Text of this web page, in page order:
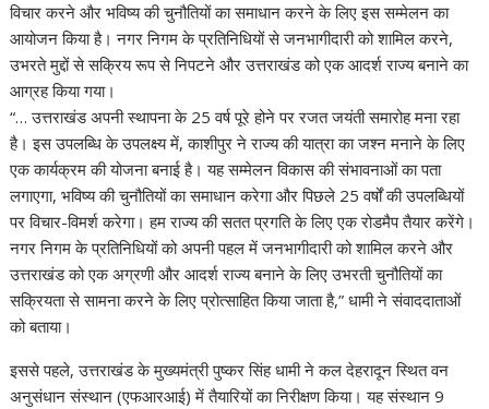
विचार करने और भविष्य की चुनौतियों का समाधान करने के लिए इस सम्मेलन का
आयोजन किया है। नगर निगम के प्रतिनिधियों से जनभागीदारी को शामिल करने,
उभरते मुद्दों से सक्रिय रूप से निपटने और उत्तराखंड को एक आदर्श राज्य बनाने का
आग्रह किया गया।
“… उत्तराखंड अपनी स्थापना के 25 वर्ष पूरे होने पर रजत जयंती समारोह मना रहा
है। इस उपलब्धि के उपलक्ष्य में, काशीपुर ने राज्य की यात्रा का जश्न मनाने के लिए
एक कार्यक्रम की योजना बनाई है। यह सम्मेलन विकास की संभावनाओं का पता
लगाएगा, भविष्य की चुनौतियों का समाधान करेगा और पिछले 25 वर्षों की उपलब्धियों
पर विचार-विमर्श करेगा। हम राज्य की सतत प्रगति के लिए एक रोडमैप तैयार करेंगे।
नगर निगम के प्रतिनिधियों को अपनी पहल में जनभागीदारी को शामिल करने और
उत्तराखंड को एक अग्रणी और आदर्श राज्य बनाने के लिए उभरती चुनौतियों का
सक्रियता से सामना करने के लिए प्रोत्साहित किया जाता है,” धामी ने संवाददाताओं
को बताया।
इससे पहले, उत्तराखंड के मुख्यमंत्री पुष्कर सिंह धामी ने कल देहरादून स्थित वन
अनुसंधान संस्थान (एफआरआई) में तैयारियों का निरीक्षण किया। यह संस्थान 9